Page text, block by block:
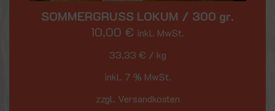
SOMMERGRUSS LOKUM / 300 gr.
10,00 € inkl. MwSt.
33,33 € / kg
inkl. 7 % MwSt.
zzgl. Versandkosten